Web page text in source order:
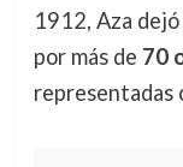
1912, Aza
por más de 70
representadas